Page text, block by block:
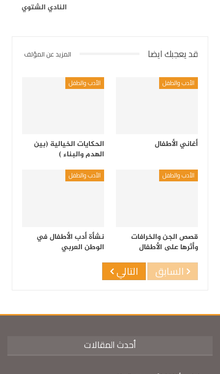
النادي الشتوي
قد يعجبك ايضا المزيد عن المؤلف
الأدب والطفل
أغاني الأطفال
الأدب والطفل
الحكايات الخيالية (بين
الهدم والبناء )
الأدب والطفل
قصص الجن والخرافات
وأثرها على الأطفال
الأدب والطفل
نشأة أدب الأطفال في
الوطن العربي
السابق التالي
أحدث المقالات